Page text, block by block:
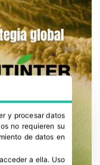
y procesar datos
no requieren su
de datos en
a ella. Uso